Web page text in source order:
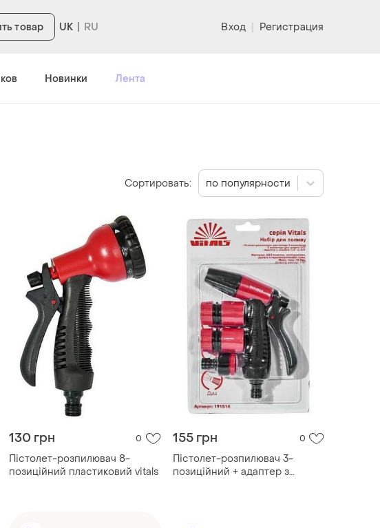
товар UK Вход | Регистрация
Новинки Лента
130 грн 0
Пістолет-розпилювач 8-
позиційний пластиковий vitals
155 грн 0
Пістолет-розпилювач 3-
позиційний + адаптер з
Сортировать: по популярности